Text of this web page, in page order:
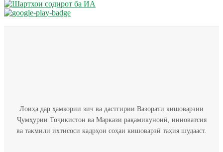
Лоиҳа дар ҳамкории зич ва дастгирии Вазорати кишоварзии
Ҷумҳурии Тоҷикистон ва Маркази рақамикунонӣ, инноватсия
ва такмили ихтисоси кадрҳои соҳаи кишоварзӣ таҳия шудааст.